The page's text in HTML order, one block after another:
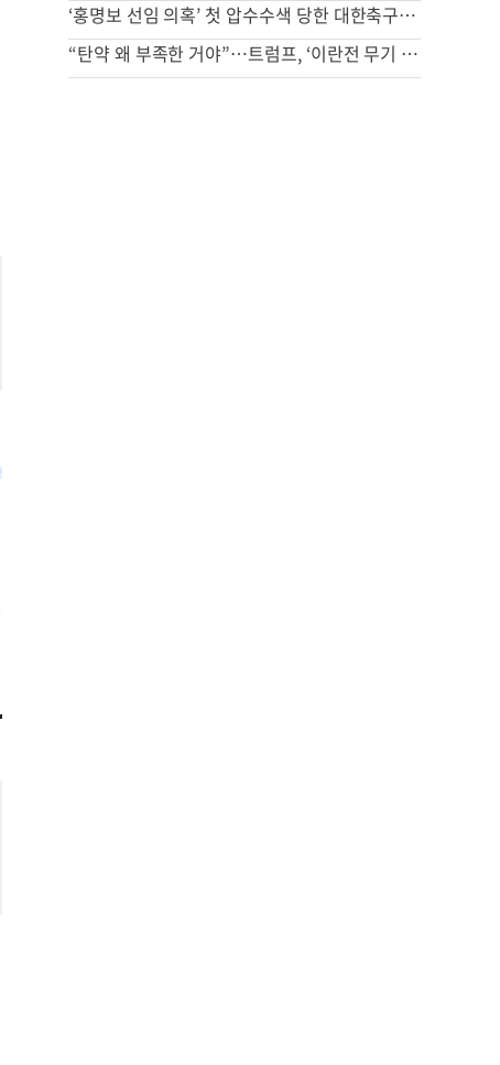
‘홍명보 선임 의혹’ 첫 압수수색 당한 대한축구협회
“탄약 왜 부족한 거야”…트럼프, ‘이란전 무기 고갈’에 국방장관 질책